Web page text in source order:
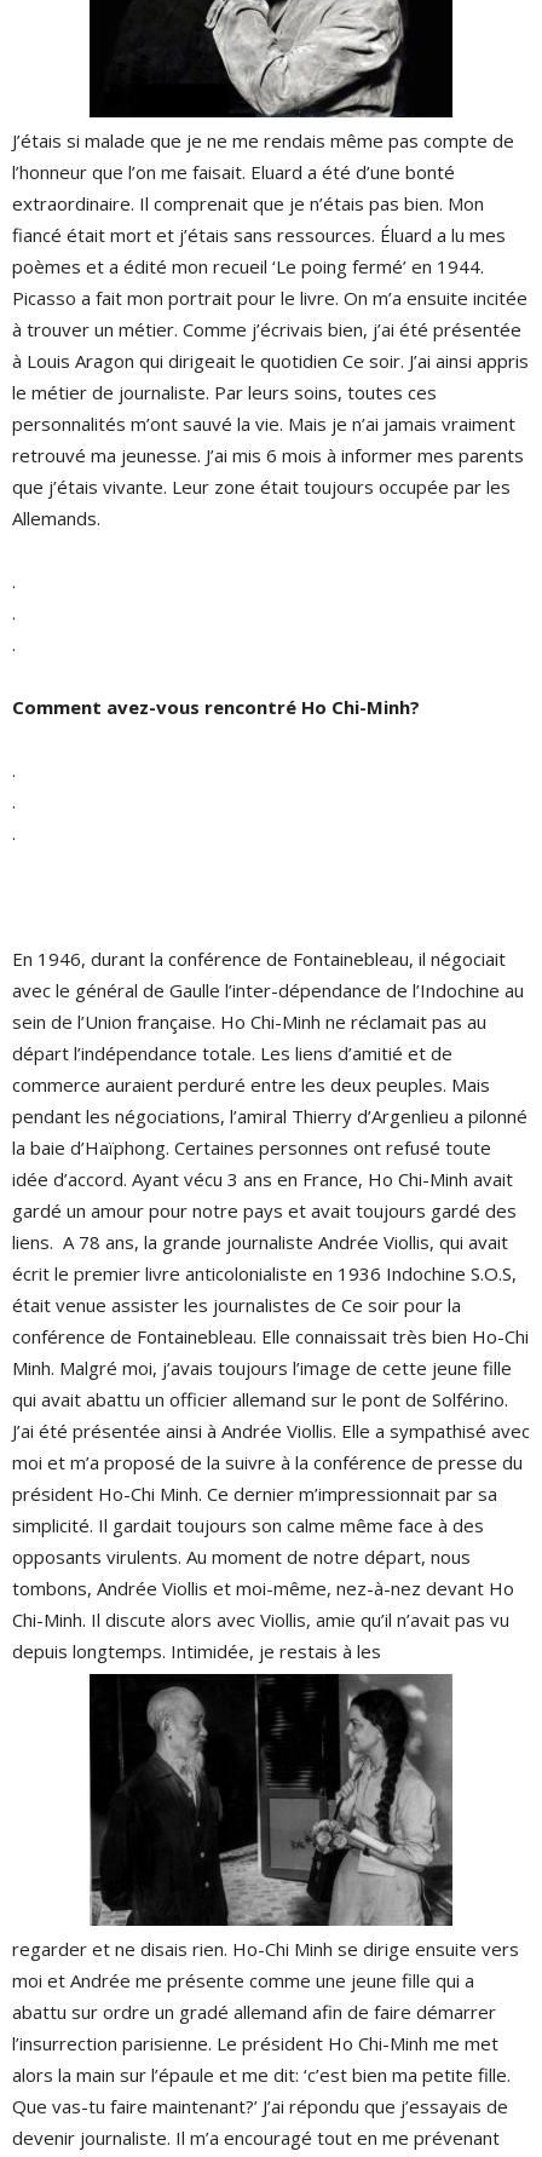
J’étais si malade que je ne me rendais même pas compte de
l’honneur que l’on me faisait. Eluard a été d’une bonté
extraordinaire. Il comprenait que je n’étais pas bien. Mon
fiancé était mort et j’étais sans ressources. Éluard a lu mes
poèmes et a édité mon recueil ‘Le poing fermé’ en 1944.
Picasso a fait mon portrait pour le livre. On m’a ensuite incitée
à trouver un métier. Comme j’écrivais bien, j’ai été présentée
à Louis Aragon qui dirigeait le quotidien Ce soir. J’ai ainsi appris
le métier de journaliste. Par leurs soins, toutes ces
personnalités m’ont sauvé la vie. Mais je n’ai jamais vraiment
retrouvé ma jeunesse. J’ai mis 6 mois à informer mes parents
que j’étais vivante. Leur zone était toujours occupée par les
Allemands.
.
.
.
Comment avez-vous rencontré Ho Chi-Minh?
.
.
.
En 1946, durant la conférence de Fontainebleau, il négociait
avec le général de Gaulle l’inter-dépendance de l’Indochine au
sein de l’Union française. Ho Chi-Minh ne réclamait pas au
départ l’indépendance totale. Les liens d’amitié et de
commerce auraient perduré entre les deux peuples. Mais
pendant les négociations, l’amiral Thierry d’Argenlieu a pilonné
la baie d’Haïphong. Certaines personnes ont refusé toute
idée d’accord. Ayant vécu 3 ans en France, Ho Chi-Minh avait
gardé un amour pour notre pays et avait toujours gardé des
liens. A 78 ans, la grande journaliste Andrée Viollis, qui avait
écrit le premier livre anticolonialiste en 1936 Indochine S.O.S,
était venue assister les journalistes de Ce soir pour la
conférence de Fontainebleau. Elle connaissait très bien Ho-Chi
Minh. Malgré moi, j’avais toujours l’image de cette jeune fille
qui avait abattu un officier allemand sur le pont de Solférino.
J’ai été présentée ainsi à Andrée Viollis. Elle a sympathisé avec
moi et m’a proposé de la suivre à la conférence de presse du
président Ho-Chi Minh. Ce dernier m’impressionnait par sa
simplicité. Il gardait toujours son calme même face à des
opposants virulents. Au moment de notre départ, nous
tombons, Andrée Viollis et moi-même, nez-à-nez devant Ho
Chi-Minh. Il discute alors avec Viollis, amie qu’il n’avait pas vu
depuis longtemps. Intimidée, je restais à les
regarder et ne disais rien. Ho-Chi Minh se dirige ensuite vers
moi et Andrée me présente comme une jeune fille qui a
abattu sur ordre un gradé allemand afin de faire démarrer
l’insurrection parisienne. Le président Ho Chi-Minh me met
alors la main sur l’épaule et me dit: ‘c’est bien ma petite fille.
Que vas-tu faire maintenant?’ J’ai répondu que j’essayais de
devenir journaliste. Il m’a encouragé tout en me prévenant